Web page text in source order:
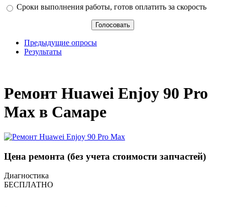
Сроки выполнения работы, готов оплатить за скорость
Предыдущие опросы
Результаты
Ремонт Huawei Enjoy 90 Pro
Max в Самаре
Цена ремонта (без учета стоимости запчастей)
Диагностика
БЕСПЛАТНО